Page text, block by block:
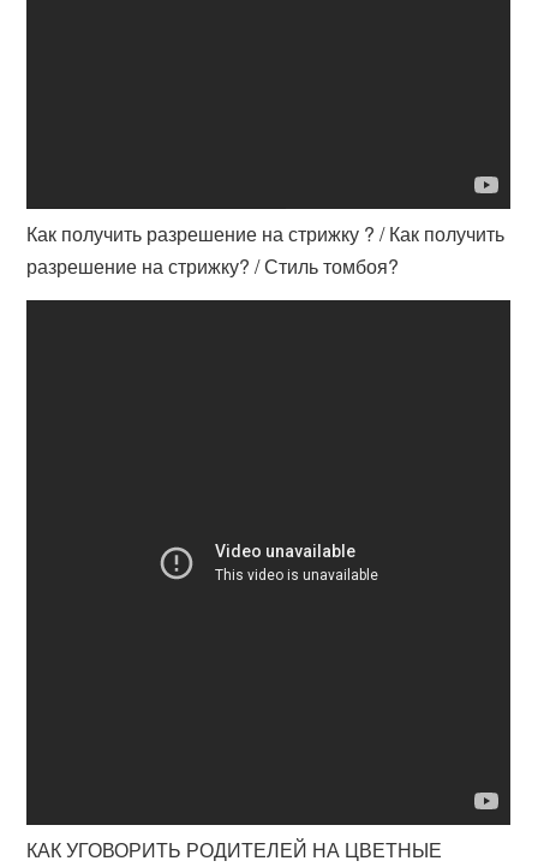
Как получить разрешение на стрижку ? / Как получить
разрешение на стрижку? / Стиль томбоя?
КАК УГОВОРИТЬ РОДИТЕЛЕЙ НА ЦВЕТНЫЕ